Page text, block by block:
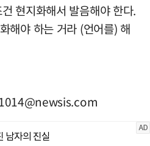
현지화해서 발음해야 한다.
해야 하는 거라 (언어를) 해